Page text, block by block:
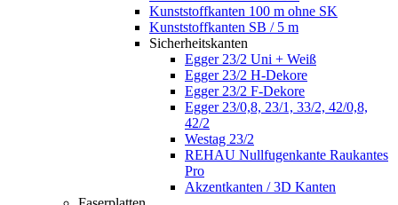
Kunststoffkanten 100 m ohne SK
Kunststoffkanten SB / 5 m
Sicherheitskanten
Egger 23/2 Uni + Weiß
Egger 23/2 H-Dekore
Egger 23/2 F-Dekore
Egger 23/0,8, 23/1, 33/2, 42/0,8,
42/2
Westag 23/2
REHAU Nullfugenkante Raukantes
Pro
Akzentkanten / 3D Kanten